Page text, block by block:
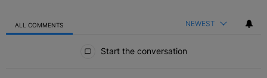
ALL COMMENTS NEWEST
Start the conversation